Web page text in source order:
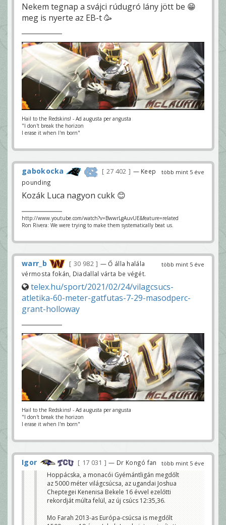
Nekem tegnap a svájci rúdugró lány jött be 😁
meg is nyerte az EB-t 🥳
Hail to the Redskins! - Ad augusta per angusta
"I don't break the horizon
I erase it when I'm born"
több mint 5 éve
gabokocka 27 402
— Keep
pounding
Kozák Luca nagyon cukk 😊
http://www.youtube.com/watch?v=BwwrLgAuvUE&feature=related
Ron Rivera: We were trying to make them systematically beat us.
több mint 5 éve
warr_b 30 982
— Ő álla halála
vérmosta fokán, Diadallal várta be végét.
telex.hu/sport/2021/02/24/vilagcsucs-
atletika-60-meter-gatfutas-7-29-masodperc-
grant-holloway
Hail to the Redskins! - Ad augusta per angusta
"I don't break the horizon
I erase it when I'm born"
több mint 5 éve
Igor 17 031 — Dr Kongó fan
Hoppácska, a monacói Gyémántligán megdőlt
az 5000 méter világcsúcsa, az ugandai Joshua
Cheptegei Kenenisa Bekele 16 évvel ezelőtti
rekordját múlta felül, az új csúcs 12:35,36.
Mo Farah 2013-as Európa-csúcsa is megdőlt